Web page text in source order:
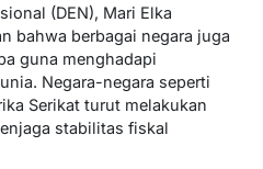
(DEN), Mari Elka
bahwa berbagai negara juga
guna menghadapi
Negara-negara seperti
Serikat turut melakukan
stabilitas fiskal